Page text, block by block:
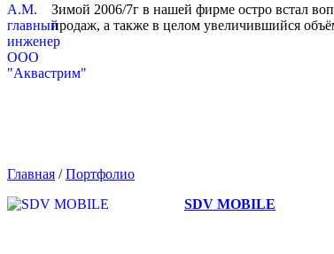
Зимой 2006/7г в нашей фирме остро встал
продаж, а также в целом увеличившийся
Главная /Портфолио
SDV MOBILE